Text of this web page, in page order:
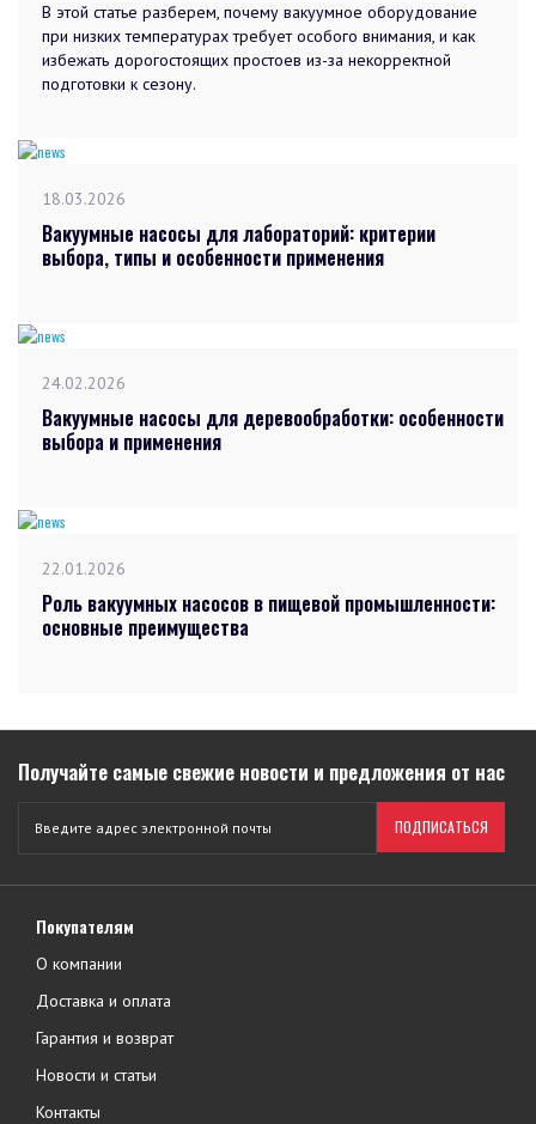
В этой статье разберем, почему вакуумное оборудование
при низких температурах требует особого внимания, и как
избежать дорогостоящих простоев из-за некорректной
подготовки к сезону.
18.03.2026
Вакуумные насосы для лабораторий: критерии
выбора, типы и особенности применения
24.02.2026
Вакуумные насосы для деревообработки: особенности
выбора и применения
22.01.2026
Роль вакуумных насосов в пищевой промышленности:
основные преимущества
Получайте самые свежие новости и предложения от нас
ПОДПИСАТЬСЯ
Покупателям
О компании
Доставка и оплата
Гарантия и возврат
Новости и статьи
Контакты